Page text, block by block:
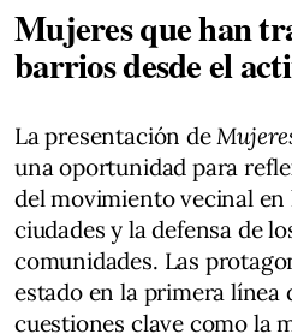
Mujeres que han
barrios desde el
La presentación de
una oportunidad para
del movimiento vecinal en
ciudades y la defensa de
comunidades. Las
estado en la primera línea
cuestiones clave como la